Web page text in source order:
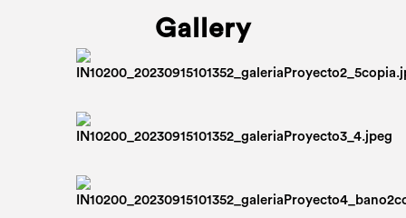
Gallery